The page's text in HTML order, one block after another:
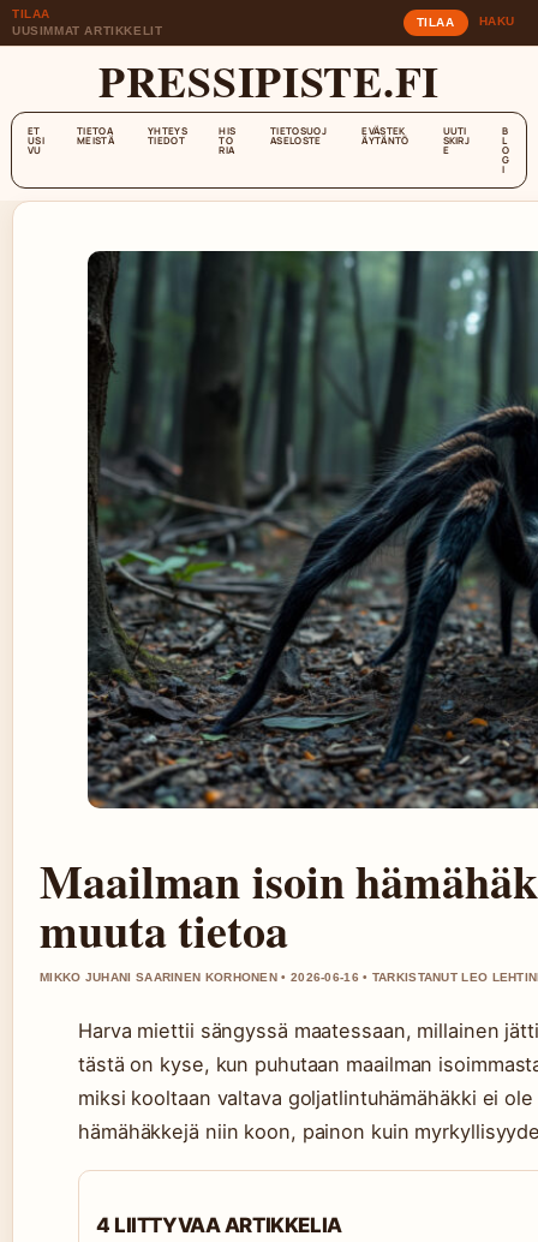
TILAA
UUSIMMAT ARTIKKELIT
TILAA HAKU
PRESSIPISTE.FI
ET
USI
VU
TIETOA
MEISTÄ
YHTEYS
TIEDOT
HIS
TO
RIA
TIETOSUOJ
ASELOSTE
EVÄSTEK
ÄYTÄNTÖ
UUTI
SKIRJ
E
B
L
O
G
I
Maailman isoin
muuta tietoa
MIKKO JUHANI SAARINEN KORHONEN • 2026-06-16 • TARKISTANUT LEO
Harva miettii sängyssä maatessaan, millainen
tästä on kyse, kun puhutaan maailman
miksi kooltaan valtava goljatlintuhämähäkki ei
hämähäkkejä niin koon, painon kuin
4 LIITTYVAA ARTIKKELIA